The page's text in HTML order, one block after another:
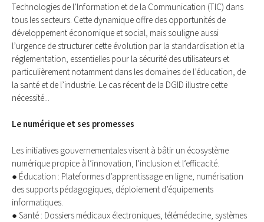
Technologies de l’Information et de la Communication (TIC) dans
tous les secteurs. Cette dynamique offre des opportunités de
développement économique et social, mais souligne aussi
l’urgence de structurer cette évolution par la standardisation et la
réglementation, essentielles pour la sécurité des utilisateurs et
particulièrement notamment dans les domaines de l’éducation, de
la santé et de l’industrie. Le cas récent de la DGID illustre cette
nécessité...
Le numérique et ses promesses
Les initiatives gouvernementales visent à bâtir un écosystème
numérique propice à l’innovation, l’inclusion et l’efficacité.
● Éducation : Plateformes d’apprentissage en ligne, numérisation
des supports pédagogiques, déploiement d’équipements
informatiques.
● Santé : Dossiers médicaux électroniques, télémédecine, systèmes